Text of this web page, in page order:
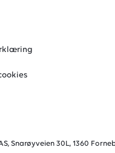
Snarøyveien 30L, 1360